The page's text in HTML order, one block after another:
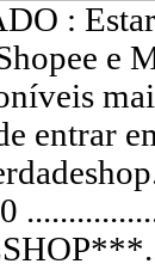
:
e
entrar